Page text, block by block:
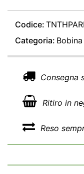
Codice:
Categoria:
Consegna
Ritiro in
Reso